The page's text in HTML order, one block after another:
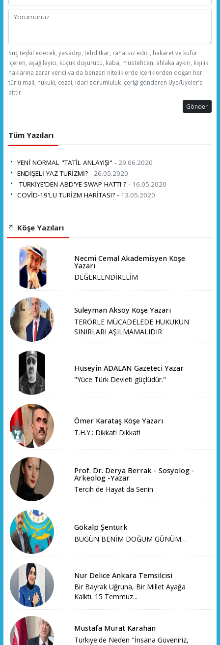
Suç teşkil edecek, yasadışı, tehditkar, rahatsız edici, hakaret ve küfür
içeren, aşağılayıcı, küçük düşürücü, kaba, müstehcen, ahlaka aykırı, kişilik
haklarına zarar verici ya da benzeri niteliklerde içeriklerden doğan her
türlü mali, hukuki, cezai, idari sorumluluk içeriği gönderen Üye/Üyeler’e
aittir.
Gönder
Tüm Yazıları
YENİ NORMAL "TATİL ANLAYIŞI" - 29.06.2020
ENDİŞELİ YAZ TURİZMİ? - 26.05.2020
TÜRKİYE'DEN ABD'YE SWAP HATTI ? - 16.05.2020
COVİD-19'LU TURİZM HARİTASI? - 13.05.2020
Köşe Yazıları
Necmi Cemal Akademisyen Köşe
Yazarı
DEĞERLENDİRELİM
Süleyman Aksoy Köşe Yazarı
TERÖRLE MÜCADELEDE HUKUKUN
SINIRLARI AŞILMAMALIDIR
Hüseyin ADALAN Gazeteci Yazar
"Yüce Türk Devleti güçlüdür."
Ömer Karataş Köşe Yazarı
T.H.Y.: Dikkat! Dikkat!
Prof. Dr. Derya Berrak - Sosyolog -
Arkeolog -Yazar
Tercih de Hayat da Senin
Gökalp Şentürk
BUGÜN BENİM DOĞUM GÜNÜM…
Nur Delice Ankara Temsilcisi
Bir Bayrak Uğruna, Bir Millet Ayağa
Kalktı. 15 Temmuz...
Mustafa Murat Karahan
Türkiye'de Neden "İnsana Güveniriz,